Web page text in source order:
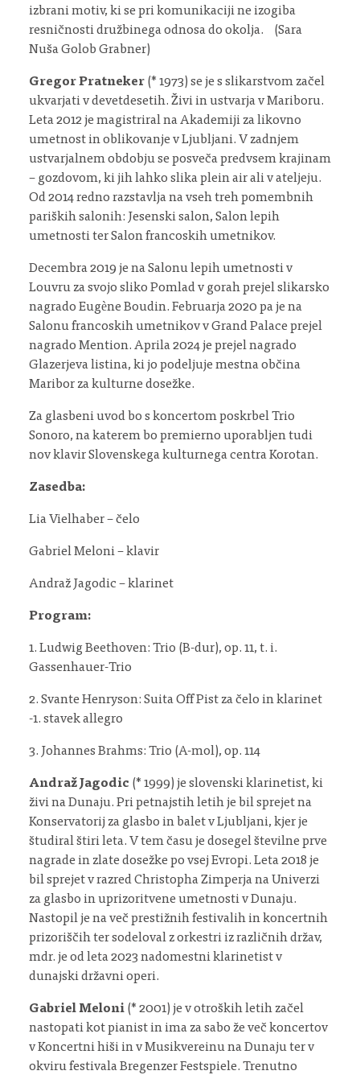
izbrani motiv, ki se pri komunikaciji ne izogiba
resničnosti družbinega odnosa do okolja. (Sara
Nuša Golob Grabner)
Gregor Pratneker (* 1973) se je s slikarstvom začel
ukvarjati v devetdesetih. Živi in ustvarja v Mariboru.
Leta 2012 je magistriral na Akademiji za likovno
umetnost in oblikovanje v Ljubljani. V zadnjem
ustvarjalnem obdobju se posveča predvsem krajinam
– gozdovom, ki jih lahko slika plein air ali v ateljeju.
Od 2014 redno razstavlja na vseh treh pomembnih
pariških salonih: Jesenski salon, Salon lepih
umetnosti ter Salon francoskih umetnikov.
Decembra 2019 je na Salonu lepih umetnosti v
Louvru za svojo sliko Pomlad v gorah prejel slikarsko
nagrado Eugène Boudin. Februarja 2020 pa je na
Salonu francoskih umetnikov v Grand Palace prejel
nagrado Mention. Aprila 2024 je prejel nagrado
Glazerjeva listina, ki jo podeljuje mestna občina
Maribor za kulturne dosežke.
Za glasbeni uvod bo s koncertom poskrbel Trio
Sonoro, na katerem bo premierno uporabljen tudi
nov klavir Slovenskega kulturnega centra Korotan.
Zasedba:
Lia Vielhaber – čelo
Gabriel Meloni – klavir
Andraž Jagodic – klarinet
Program:
1. Ludwig Beethoven: Trio (B-dur), op. 11, t. i.
Gassenhauer-Trio
2. Svante Henryson: Suita Off Pist za čelo in klarinet
-1. stavek allegro
3. Johannes Brahms: Trio (A-mol), op. 114
Andraž Jagodic (* 1999) je slovenski klarinetist, ki
živi na Dunaju. Pri petnajstih letih je bil sprejet na
Konservatorij za glasbo in balet v Ljubljani, kjer je
študiral štiri leta. V tem času je dosegel številne prve
nagrade in zlate dosežke po vsej Evropi. Leta 2018 je
bil sprejet v razred Christopha Zimperja na Univerzi
za glasbo in uprizoritvene umetnosti v Dunaju.
Nastopil je na več prestižnih festivalih in koncertnih
prizoriščih ter sodeloval z orkestri iz različnih držav,
mdr. je od leta 2023 nadomestni klarinetist v
dunajski državni operi.
Gabriel Meloni (* 2001) je v otroških letih začel
nastopati kot pianist in ima za sabo že več koncertov
v Koncertni hiši in v Musikvereinu na Dunaju ter v
okviru festivala Bregenzer Festspiele. Trenutno